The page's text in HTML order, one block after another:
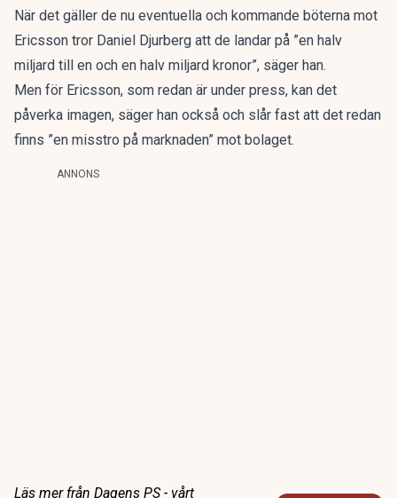
När det gäller de nu eventuella och kommande böterna mot
Ericsson tror Daniel Djurberg att de landar på ”en halv
miljard till en och en halv miljard kronor”, säger han.
Men för Ericsson, som redan är under press, kan det
påverka imagen, säger han också och slår fast att det redan
finns ”en misstro på marknaden” mot bolaget.
ANNONS
Läs mer från Dagens PS - vårt